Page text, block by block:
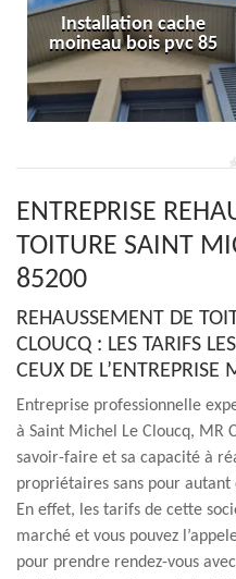
Installation cache
moineau bois pvc 85
ENTREPRISE
TOITURE SAINT
85200
REHAUSSEMENT DE
CLOUCQ : LES TARIFS
CEUX DE L’ENTREPRISE
Entreprise professionnelle
à Saint Michel Le Cloucq, MR
savoir-faire et sa capacité à
propriétaires sans pour autant
En effet, les tarifs de cette
marché et vous pouvez
pour prendre rendez-vous